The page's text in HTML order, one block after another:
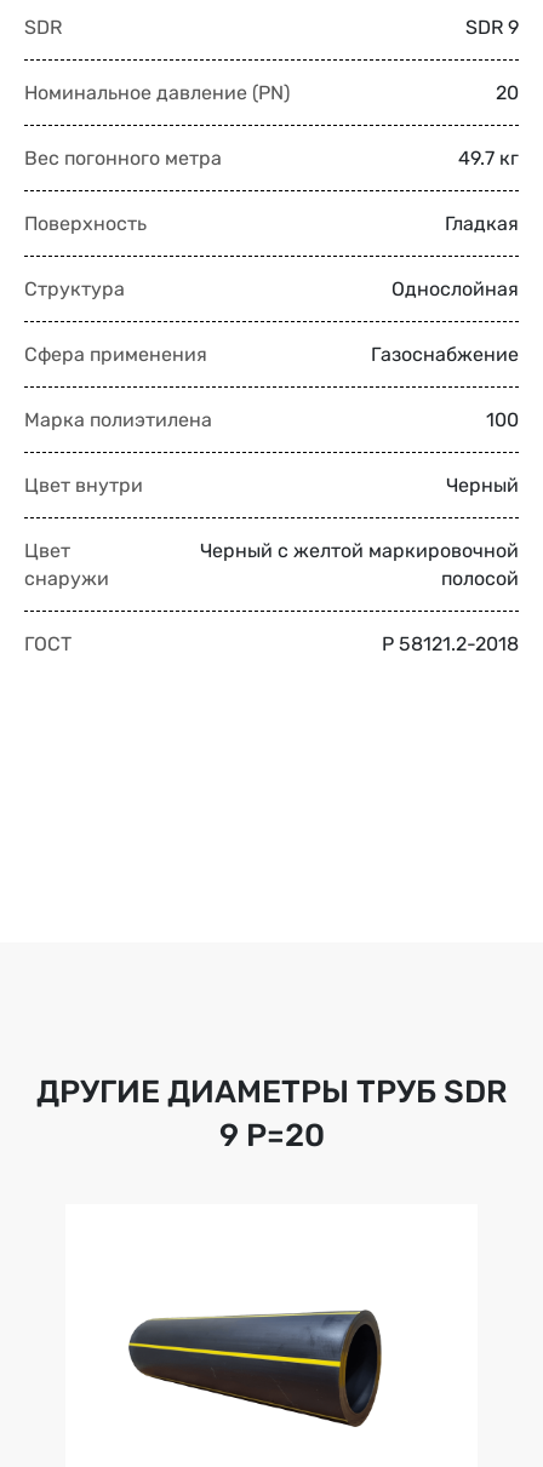
SDR SDR 9
Номинальное давление (PN) 20
Вес погонного метра 49.7 кг
Поверхность Гладкая
Структура Однослойная
Сфера применения Газоснабжение
Марка полиэтилена 100
Цвет внутри Черный
Цвет
снаружи
Черный с желтой маркировочной
полосой
ГОСТ Р 58121.2-2018
ДРУГИЕ ДИАМЕТРЫ ТРУБ SDR
9 Р=20